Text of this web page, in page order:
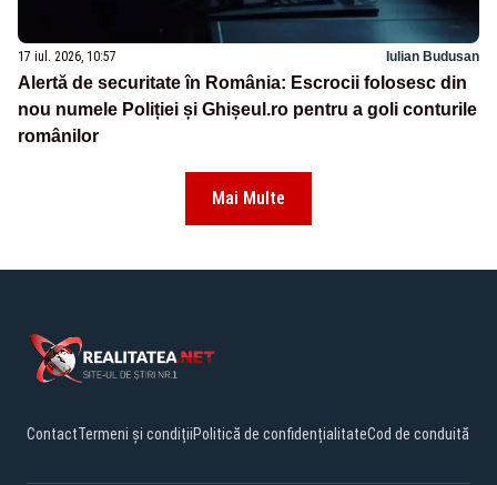
17 iul. 2026, 10:57 Iulian Budusan
Alertă de securitate în România: Escrocii folosesc din
nou numele Poliției și Ghișeul.ro pentru a goli conturile
românilor
Mai Multe
ContactTermeni și condițiiPolitică de confidențialitateCod de conduită